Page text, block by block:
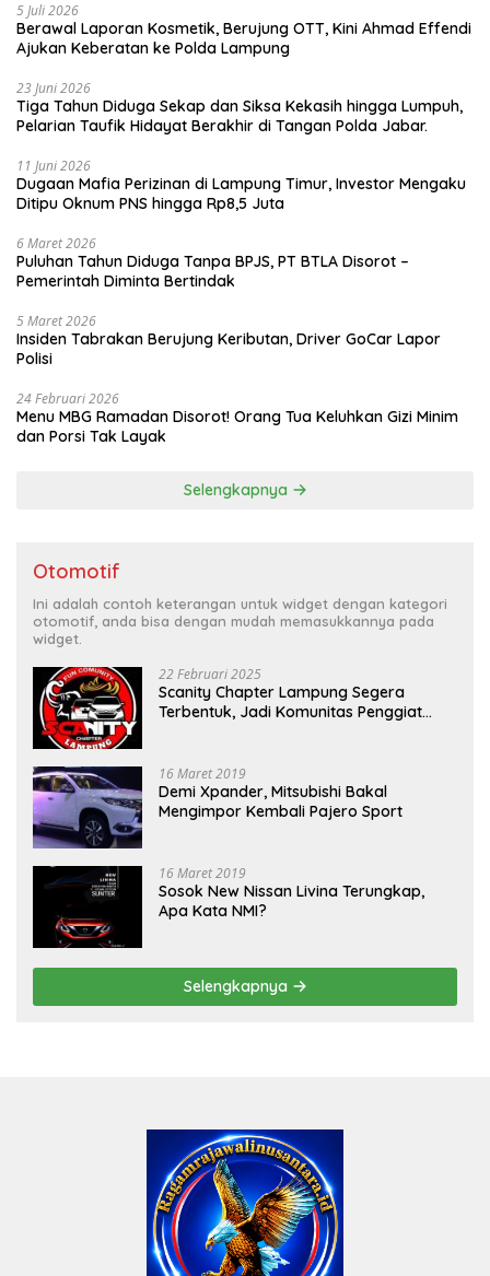
5 Juli 2026
Berawal Laporan Kosmetik, Berujung OTT, Kini Ahmad Effendi
Ajukan Keberatan ke Polda Lampung
23 Juni 2026
Tiga Tahun Diduga Sekap dan Siksa Kekasih hingga Lumpuh,
Pelarian Taufik Hidayat Berakhir di Tangan Polda Jabar.
11 Juni 2026
Dugaan Mafia Perizinan di Lampung Timur, Investor Mengaku
Ditipu Oknum PNS hingga Rp8,5 Juta
6 Maret 2026
Puluhan Tahun Diduga Tanpa BPJS, PT BTLA Disorot –
Pemerintah Diminta Bertindak
5 Maret 2026
Insiden Tabrakan Berujung Keributan, Driver GoCar Lapor
Polisi
24 Februari 2026
Menu MBG Ramadan Disorot! Orang Tua Keluhkan Gizi Minim
dan Porsi Tak Layak
Selengkapnya
Otomotif
Ini adalah contoh keterangan untuk widget dengan kategori
otomotif, anda bisa dengan mudah memasukkannya pada
widget.
22 Februari 2025
Scanity Chapter Lampung Segera
Terbentuk, Jadi Komunitas Penggiat
16 Maret 2019
Demi Xpander, Mitsubishi Bakal
Mengimpor Kembali Pajero Sport
16 Maret 2019
Sosok New Nissan Livina Terungkap,
Apa Kata NMI?
Selengkapnya